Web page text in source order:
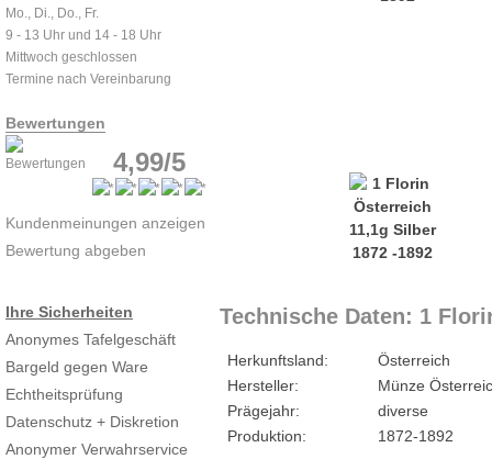
Mo., Di., Do., Fr.
9 - 13 Uhr und 14 - 18 Uhr
Mittwoch geschlossen
Termine nach Vereinbarung
Bewertungen
4,99/5
Kundenmeinungen anzeigen
Bewertung abgeben
Ihre Sicherheiten
Anonymes Tafelgeschäft
Bargeld gegen Ware
Echtheitsprüfung
Datenschutz + Diskretion
Anonymer Verwahrservice
Technische Daten: 1
Herkunftsland:
Österreich
Hersteller:
Münze
Prägejahr:
diverse
Produktion:
1872-1892